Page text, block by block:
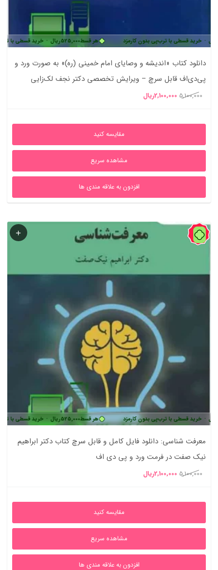
هر قسط 525,000ریال • خرید قسطی با ترب‌پی بدون با ترب‌پی بدون کارمزد
دانلود کتاب «اندیشه و وصایای امام خمینی (ره)» به صورت ورد و
پی‌دی‌اف قابل سرچ – ویرایش تخصصی دکتر نجف لک‌زایی
5,100,000 قیمت
5,100,000ریال
2,100,000ریال
2,100,000ریال
مقایسه کنید
مشاهده سریع
افزدون به علاقه مندی ها
59%
هر قسط 525,000ریال • خرید قسطی با ترب‌پی بدون با ترب‌پی بدون کارمزد
معرفت شناسی: دانلود فایل کامل و قابل سرچ کتاب دکتر ابراهیم
نیک صفت در فرمت ورد و پی دی اف
5,100,000 قیمت
5,100,000ریال
2,100,000ریال
2,100,000ریال
مقایسه کنید
مشاهده سریع
افزدون به علاقه مندی ها